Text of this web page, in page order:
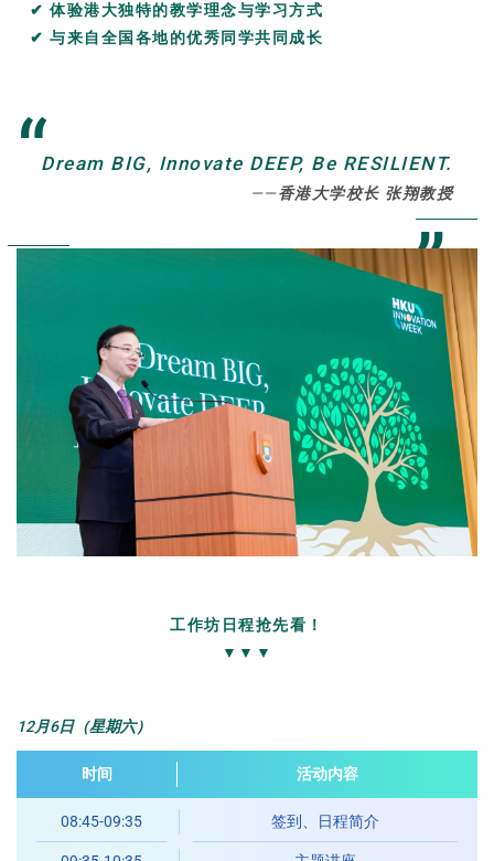
✔ 体验港大独特的教学理念与学习方式
✔ 与来自全国各地的优秀同学共同成长
“Dream BIG, Innovate DEEP, Be RESILIENT.
——香港大学校长 张翔教授
”
工作坊日程抢先看！
▼▼▼
12月6日（星期六）
时间 活动内容
08:45-09:35 签到、日程简介